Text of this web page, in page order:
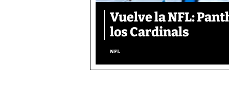
Vuelve la NFL:
los Cardinals
NFL